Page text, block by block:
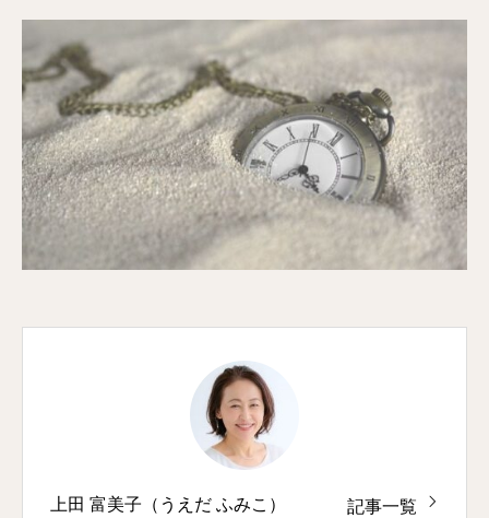
上田 富美子（うえだ ふみこ） 記事一覧